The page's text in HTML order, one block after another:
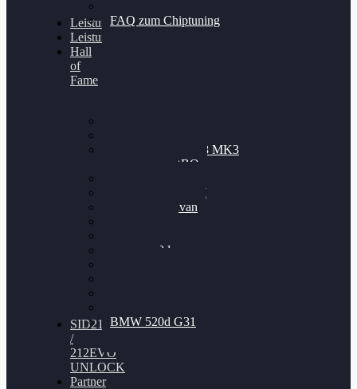
FAQ zum Chiptuning
Leistungsmessung
Leistungsprüfstand
Hall
of
Fame
Nissan GT-R35 3.8 MK3
V6 TWINTURBO
VW Passat 2.0TDI
VW T6 Multivan
BMW 120d
BMW 520d G31
SID212
/
212EVO
UNLOCK
Partner